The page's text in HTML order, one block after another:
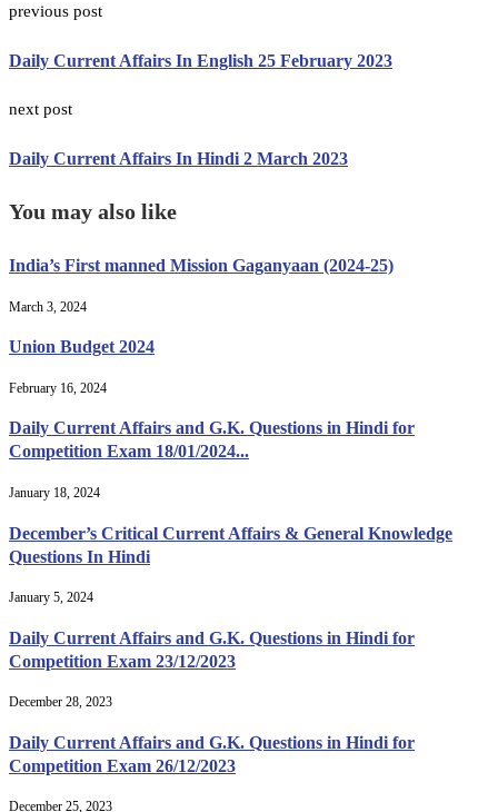
previous post
Daily Current Affairs In English 25 February 2023
next post
Daily Current Affairs In Hindi 2 March 2023
You may also like
India’s First manned Mission Gaganyaan (2024-25)
March 3, 2024
Union Budget 2024
February 16, 2024
Daily Current Affairs and G.K. Questions in Hindi for
Competition Exam 18/01/2024...
January 18, 2024
December’s Critical Current Affairs & General Knowledge
Questions In Hindi
January 5, 2024
Daily Current Affairs and G.K. Questions in Hindi for
Competition Exam 23/12/2023
December 28, 2023
Daily Current Affairs and G.K. Questions in Hindi for
Competition Exam 26/12/2023
December 25, 2023